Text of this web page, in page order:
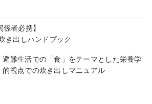
係者必携】
き出しハンドブック
避難生活での「食」をテーマとした栄養学
的視点での炊き出しマニュアル